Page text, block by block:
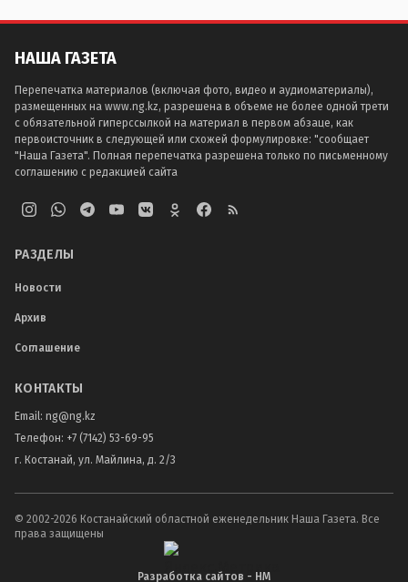
НАША ГАЗЕТА
Перепечатка материалов (включая фото, видео и аудиоматериалы),
размещенных на www.ng.kz, разрешена в объеме не более одной трети
с обязательной гиперссылкой на материал в первом абзаце, как
первоисточник в следующей или схожей формулировке: "сообщает
"Наша Газета". Полная перепечатка разрешена только по письменному
соглашению с редакцией сайта
РАЗДЕЛЫ
Новости
Архив
Соглашение
КОНТАКТЫ
Email: ng@ng.kz
Телефон: +7 (7142) 53-69-95
г. Костанай, ул. Майлина, д. 2/3
© 2002-2026 Костанайский областной еженедельник Наша Газета. Все
права защищены
Разработка сайтов - НМ